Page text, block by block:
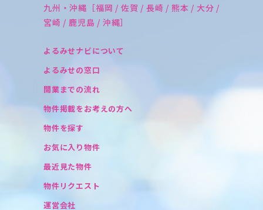
九州・沖縄［福岡 / 佐賀 / 長崎 / 熊本 / 大分 /
宮崎 / 鹿児島 / 沖縄］
よるみせナビについて
よるみせの窓口
開業までの流れ
物件掲載をお考えの方へ
物件を探す
お気に入り物件
最近見た物件
物件リクエスト
運営会社